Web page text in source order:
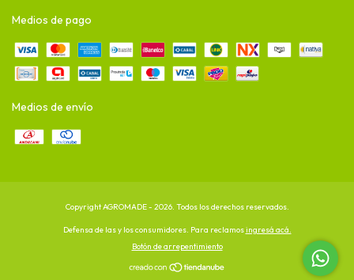
Medios de pago
Medios de envío
Copyright AGROMADE - 2026. Todos los derechos reservados.
Defensa de las y los consumidores. Para reclamosingresá acá.
Botón de arrepentimiento